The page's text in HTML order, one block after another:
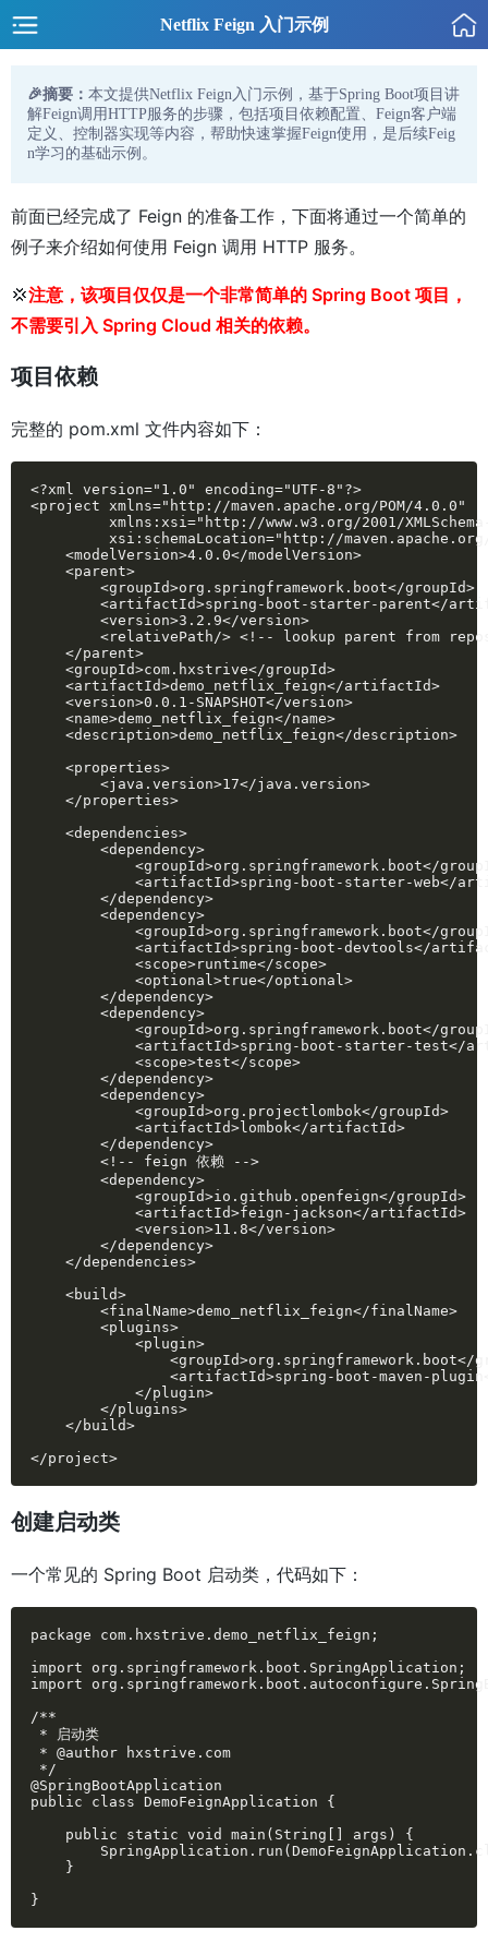
Netflix Feign 入门示例
🎉摘要： 本文提供Netflix Feign入门示例，基于Spring Boot项目讲
解Feign调用HTTP服务的步骤，包括项目依赖配置、Feign客户端
定义、控制器实现等内容，帮助快速掌握Feign使用，是后续Feig
n学习的基础示例。
前面已经完成了 Feign 的准备工作，下面将通过一个简单的
例子来介绍如何使用 Feign 调用 HTTP 服务。
💢注意，该项目仅仅是一个非常简单的 Spring Boot 项目，
不需要引入 Spring Cloud 相关的依赖。
项目依赖
完整的 pom.xml 文件内容如下：
<?xml version="1.0" encoding="UTF-8"?>
<project xmlns="http://maven.apache.org/POM/4.0.0"
xmlns:xsi="http://www.w3.org/2001/
xsi:schemaLocation="http://maven.apache.org/
<modelVersion>4.0.0</modelVersion>
<parent>
<groupId>org.springframework.boot</groupId>
<artifactId>spring-boot-starter-parent</
<version>3.2.9</version>
<relativePath/> <!-- lookup parent from
</parent>
<groupId>com.hxstrive</groupId>
<artifactId>demo_netflix_feign</artifactId>
<version>0.0.1-SNAPSHOT</version>
<name>demo_netflix_feign</name>
<description>demo_netflix_feign</description>
<properties>
<java.version>17</java.version>
</properties>
<dependencies>
<dependency>
<groupId>org.springframework.boot</
<artifactId>spring-boot-starter-web</
</dependency>
<dependency>
<groupId>org.springframework.boot</
<artifactId>spring-boot-devtools</
<scope>runtime</scope>
<optional>true</optional>
</dependency>
<dependency>
<groupId>org.springframework.boot</
<artifactId>spring-boot-starter-test</
<scope>test</scope>
</dependency>
<dependency>
<groupId>org.projectlombok</groupId>
<artifactId>lombok</artifactId>
</dependency>
<!-- feign 依赖 -->
<dependency>
<groupId>io.github.openfeign</groupId>
<artifactId>feign-jackson</artifactId>
<version>11.8</version>
</dependency>
</dependencies>
<build>
<finalName>demo_netflix_feign</finalName>
<plugins>
<plugin>
<groupId>org.springframework.boot</
<artifactId>spring-boot-maven-plugin</
</plugin>
</plugins>
</build>
</project>
创建启动类
一个常见的 Spring Boot 启动类，代码如下：
package com.hxstrive.demo_netflix_feign;
import org.springframework.boot.SpringApplication;
import
/**
* 启动类
* @author hxstrive.com
*/
@SpringBootApplication
public class DemoFeignApplication {
public static void main(String[] args) {
}
}